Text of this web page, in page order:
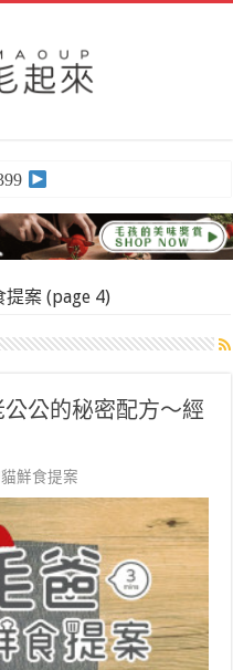
提案 (page 4)
公公的秘密配方～經
鮮食提案